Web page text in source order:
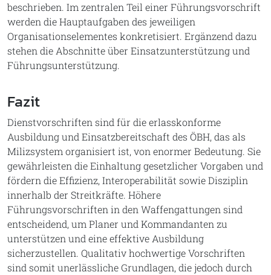
beschrieben. Im zentralen Teil einer Führungsvorschrift
werden die Hauptaufgaben des jeweiligen
Organisationselementes konkretisiert. Ergänzend dazu
stehen die Abschnitte über Einsatzunterstützung und
Führungsunterstützung.
Fazit
Dienstvorschriften sind für die erlasskonforme
Ausbildung und Einsatzbereitschaft des ÖBH, das als
Milizsystem organisiert ist, von enormer Bedeutung. Sie
gewährleisten die Einhaltung gesetzlicher Vorgaben und
fördern die Effizienz, Interoperabilität sowie Disziplin
innerhalb der Streitkräfte. Höhere
Führungsvorschriften in den Waffengattungen sind
entscheidend, um Planer und Kommandanten zu
unterstützen und eine effektive Ausbildung
sicherzustellen. Qualitativ hochwertige Vorschriften
sind somit unerlässliche Grundlagen, die jedoch durch